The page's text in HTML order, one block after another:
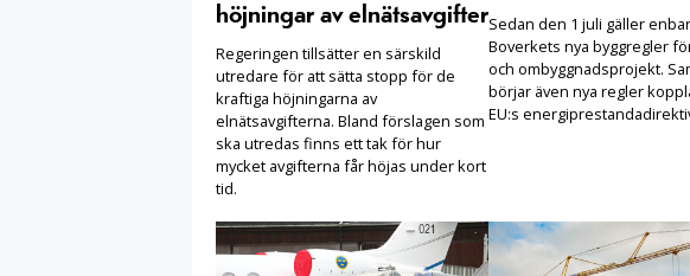
höjningar av elnätsavgifter
Regeringen tillsätter en särskild
utredare för att sätta stopp för de
kraftiga höjningarna av
elnätsavgifterna. Bland förslagen som
ska utredas finns ett tak för hur
mycket avgifterna får höjas under kort
tid.
Sedan den 1 juli gäller
Boverkets nya byggregler
och ombyggnadsprojekt.
börjar även nya regler
EU:s